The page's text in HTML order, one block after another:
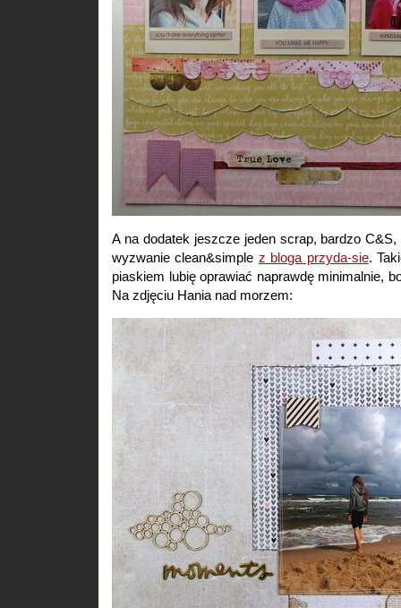
A na dodatek jeszcze jeden scrap, bardzo C&S,
wyzwanie clean&simple z bloga przyda-sie.
piaskiem lubię oprawiać naprawdę minimalnie,
Na zdjęciu Hania nad morzem: